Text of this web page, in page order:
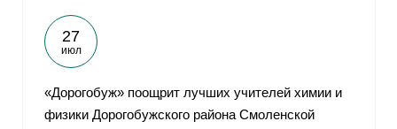
27
июл
«Дорогобуж» поощрит лучших учителей химии и
физики Дорогобужского района Смоленской